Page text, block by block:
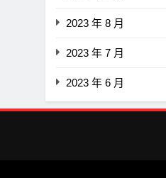
2023 年 8 月
2023 年 7 月
2023 年 6 月